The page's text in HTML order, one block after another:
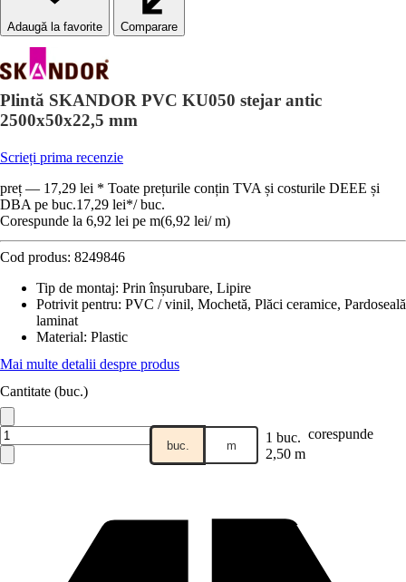
Comparare
Plintă SKANDOR PVC KU050 stejar antic
2500x50x22,5 mm
Scrieți prima recenzie
preț — 17,29 lei * Toate prețurile conțin TVA și costurile DEEE și
DBA pe buc.17,29 lei*/ buc.
Corespunde la 6,92 lei pe m(6,92 lei/ m)
Cod produs: 8249846
Tip de montaj: Prin înșurubare, Lipire
Potrivit pentru: PVC / vinil, Mochetă, Plăci ceramice, Pardoseală
laminat
Material: Plastic
Mai multe detalii despre produs
Cantitate (buc.)
buc. m 1 buc. corespunde
2,50 m